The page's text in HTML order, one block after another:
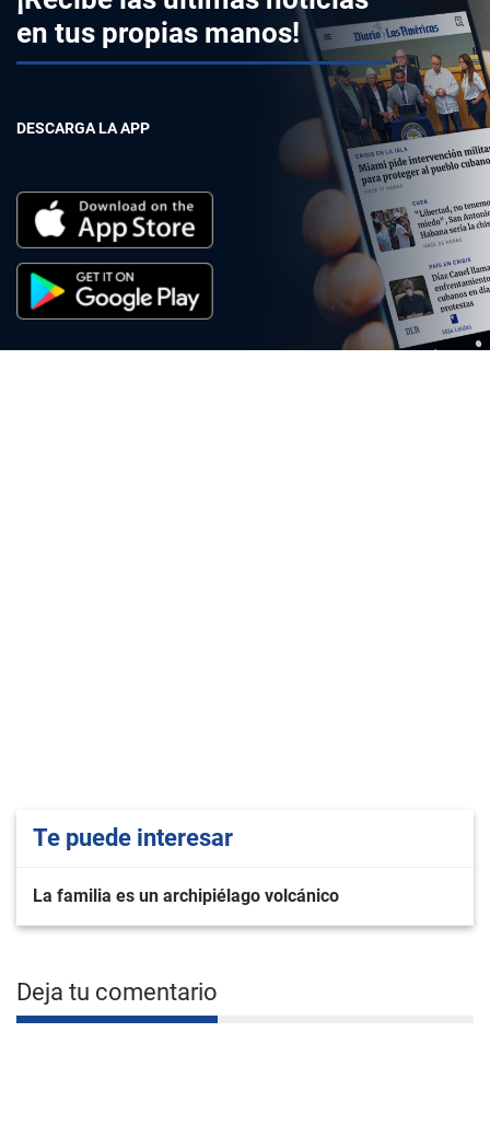
en tus propias manos!
DESCARGA LA APP
Te puede interesar
La familia es un archipiélago volcánico
Deja tu comentario